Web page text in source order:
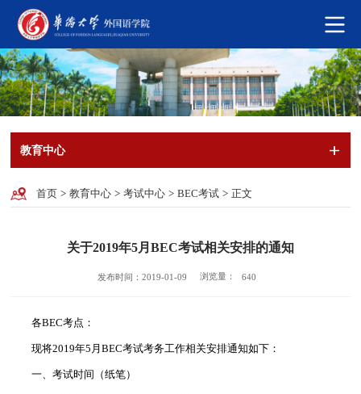
教育中心
首页 > 教育中心 > 考试中心 > BEC考试 > 正文
关于2019年5月BEC考试相关安排的通知
发布时间：2019-01-09 浏览量： 640
各BEC考点：
现将2019年5月BEC考试考务工作相关安排通知如下：
一、考试时间（纸笔）